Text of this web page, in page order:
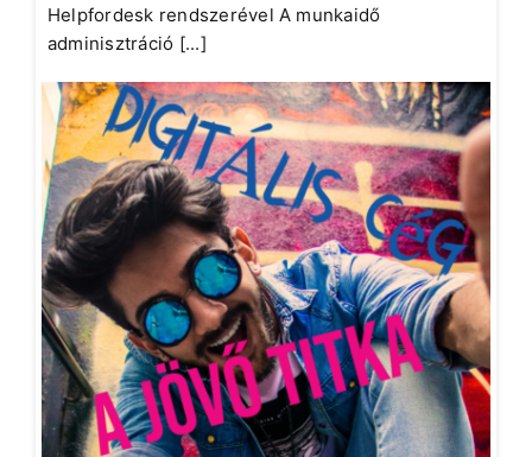
Helpfordesk rendszerével A munkaidő
adminisztráció [...]